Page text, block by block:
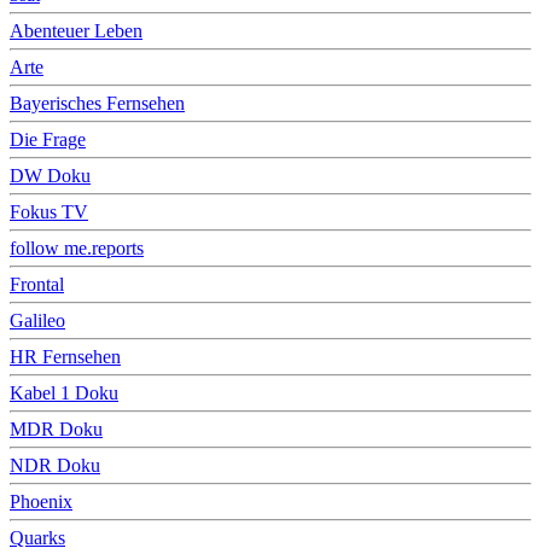
Abenteuer Leben
Arte
Bayerisches Fernsehen
Die Frage
DW Doku
Fokus TV
follow me.reports
Frontal
Galileo
HR Fernsehen
Kabel 1 Doku
MDR Doku
NDR Doku
Phoenix
Quarks